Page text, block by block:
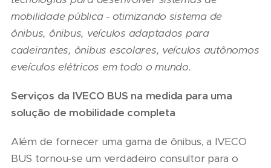
mobilidade pública - otimizando sistema de
ônibus, ônibus, veículos adaptados para
cadeirantes, ônibus escolares, veículos autônomos
eveículos elétricos em todo o mundo.
Serviços da IVECO BUS na medida para uma
solução de mobilidade completa
Além de fornecer uma gama de ônibus, a IVECO
BUS tornou-se um verdadeiro consultor para o